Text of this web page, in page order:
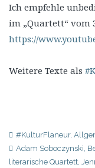
Ich empfehle
im „Quartett“ vom
https://
Weitere Texte als
#KulturFlaneur,
Adam Soboczynski
literarische Quartett